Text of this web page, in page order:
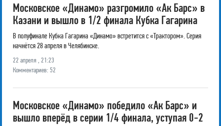
Московское «Динамо» разгромило «Ак Барс» в
Казани и вышло в 1/2 финала Кубка Гагарина
В полуфинале Кубка Гагарина «Динамо» встретится с «Трактором». Серия
начнётся 28 апреля в Челябинске.
22 апреля , 21:23
Комментариев: 52
Московское «Динамо» победило «Ак Барс» и
вышло вперёд в серии 1/4 финала, уступая 0-2